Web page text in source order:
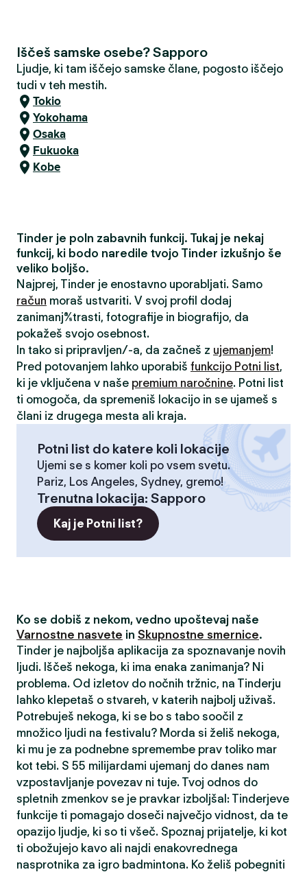
Iščeš samske osebe? Sapporo
Ljudje, ki tam iščejo samske člane, pogosto iščejo
tudi v teh mestih.
Tokio
Yokohama
Osaka
Fukuoka
Kobe
Tinder je poln zabavnih funkcij. Tukaj je nekaj
funkcij, ki bodo naredile tvojo Tinder izkušnjo še
veliko boljšo.
Najprej, Tinder je enostavno uporabljati. Samo
račun moraš ustvariti. V svoj profil dodaj
zanimanja/strasti, fotografije in biografijo, da
pokažeš svojo osebnost.
In tako si pripravljen/-a, da začneš z ujemanjem!
Pred potovanjem lahko uporabiš funkcijo Potni list,
ki je vključena v naše premium naročnine. Potni list
ti omogoča, da spremeniš lokacijo in se ujameš s
člani iz drugega mesta ali kraja.
Potni list do katere koli lokacije
Ujemi se s komer koli po vsem svetu.
Pariz, Los Angeles, Sydney, gremo!
Trenutna lokacija: Sapporo
Kaj je Potni list?
Ko se dobiš z nekom, vedno upoštevaj naše
Varnostne nasvete in Skupnostne smernice.
Tinder je najboljša aplikacija za spoznavanje novih
ljudi. Iščeš nekoga, ki ima enaka zanimanja? Ni
problema. Od izletov do nočnih tržnic, na Tinderju
lahko klepetaš o stvareh, v katerih najbolj uživaš.
Potrebuješ nekoga, ki se bo s tabo soočil z
množico ljudi na festivalu? Morda si želiš nekoga,
ki mu je za podnebne spremembe prav toliko mar
kot tebi. S 55 milijardami ujemanj do danes nam
vzpostavljanje povezav ni tuje. Tvoj odnos do
spletnih zmenkov se je pravkar izboljšal: Tinderjeve
funkcije ti pomagajo doseči največjo vidnost, da te
opazijo ljudje, ki so ti všeč. Spoznaj prijatelje, ki kot
ti obožujejo kavo ali najdi enakovrednega
nasprotnika za igro badmintona. Ko želiš pobegniti